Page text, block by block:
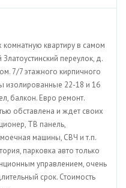
квартиру в самом
переулок, д.
7/7 этажного кирпичного
изолированные 22-18 и 16
балкон. Евро ремонт.
обставлена и ждет своих
ТВ панель,
машины, СВЧ и т.п.
парковка авто только
управлением, очень
срок. Стоимость